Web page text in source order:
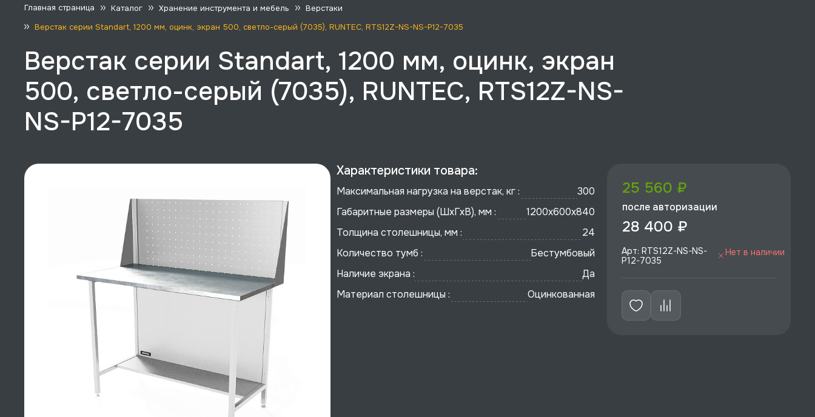
Главная страница Каталог Хранение инструмента и мебель
Верстаки
Верстак серии Standart, 1200 мм, оцинк, экран 500, светло-серый (7035), RUNTEC, RTS12Z-NS-NS-P12-7035
Верстак серии Standart, 1200 мм, оцинк, экран
500, светло-серый (7035), RUNTEC, RTS12Z-NS-
NS-P12-7035
Характеристики товара:
Максимальная нагрузка на верстак, кг :
300
Габаритные размеры (ШхГхВ), мм :
1200x600х840
Толщина столешницы, мм :
24
Количество тумб :
Бестумбовый
Наличие экрана :
Да
Материал столешницы :
Оцинкованная
25 560 ₽
после авторизации
28 400 ₽
Арт: RTS12Z-NS-NS-
P12-7035
Нет в наличии